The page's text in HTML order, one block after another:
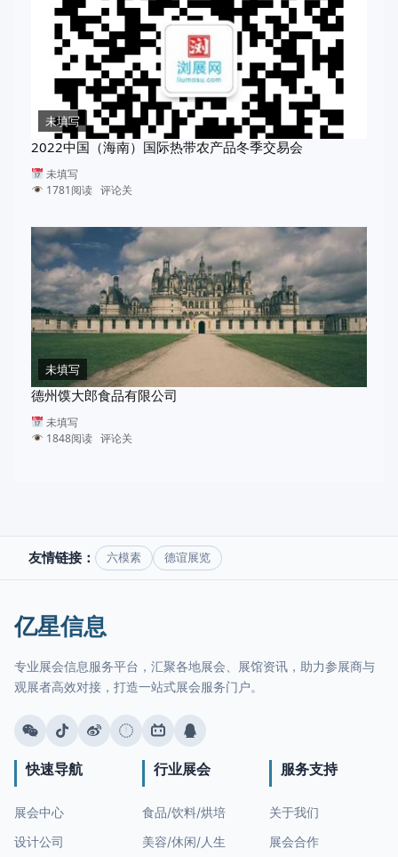
未填写
2022中国（海南）国际热带农产品冬季交易会
未填写
1781阅读 评论关
未填写
德州馍大郎食品有限公司
未填写
1848阅读 评论关
友情链接： 六模素 德谊展览
亿星信息
专业展会信息服务平台，汇聚各地展会、展馆资讯，助力参展商与
观展者高效对接，打造一站式展会服务门户。
快速导航
展会中心
设计公司
行业展会
食品/饮料/烘培
美容/休闲/人生
服务支持
关于我们
展会合作